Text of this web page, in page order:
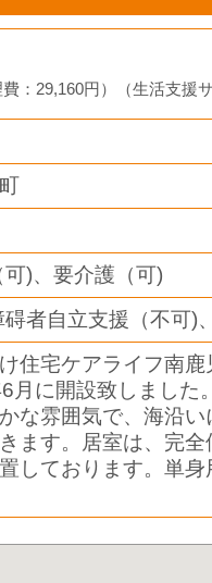
費：29,160円） （生活支援
)、要介護（可)
者自立支援（不可)
住宅ケアライフ南
月に開設致しました
な雰囲気で、海沿
ます。居室は、完
しております。単